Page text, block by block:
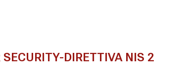
SECURITY-DIRETTIVA NIS 2